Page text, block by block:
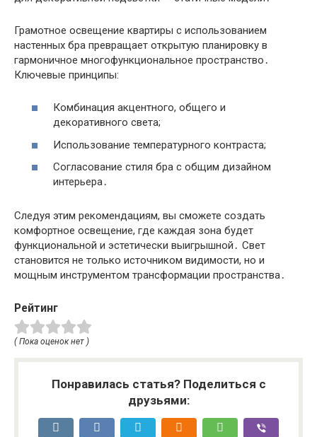
Грамотное освещение квартиры с использованием
настенных бра превращает открытую планировку в
гармоничное многофункциональное пространство․
Ключевые принципы:
Комбинация акцентного, общего и
декоративного света;
Использование температурного контраста;
Согласование стиля бра с общим дизайном
интерьера․
Следуя этим рекомендациям, вы сможете создать
комфортное освещение, где каждая зона будет
функциональной и эстетически выигрышной․ Свет
становится не только источником видимости, но и
мощным инструментом трансформации пространства․
Рейтинг
( Пока оценок нет )
Понравилась статья? Поделиться с
друзьями: